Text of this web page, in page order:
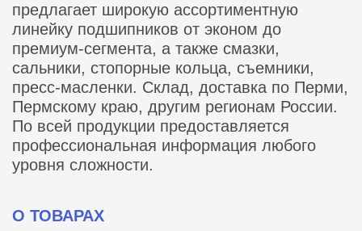
предлагает широкую ассортиментную
линейку подшипников от эконом до
премиум-сегмента, а также смазки,
сальники, стопорные кольца, съемники,
пресс-масленки. Склад, доставка по Перми,
Пермскому краю, другим регионам России.
По всей продукции предоставляется
профессиональная информация любого
уровня сложности.
О ТОВАРАХ